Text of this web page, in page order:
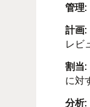
管理:
計画:
レビ
割当:
に対
分析: